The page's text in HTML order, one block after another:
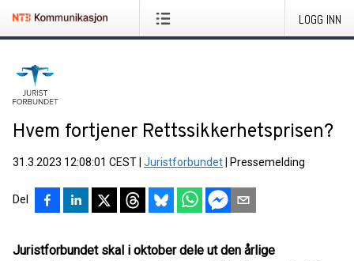
LOGG INN
Hvem fortjener Rettssikkerhetsprisen?
31.3.2023 12:08:01 CEST Juristforbundet Pressemelding
Del
Juristforbundet skal i oktober dele ut den årlige